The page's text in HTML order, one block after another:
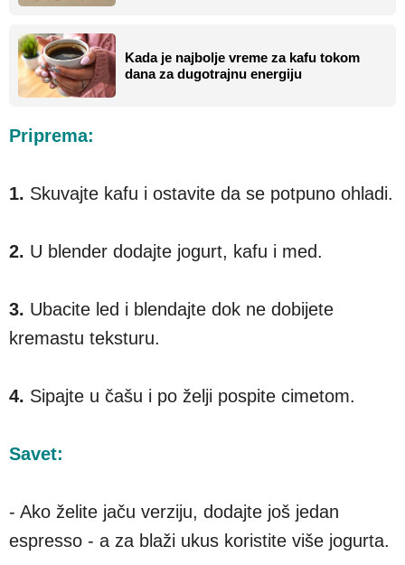
Kada je najbolje vreme za kafu tokom
dana za dugotrajnu energiju
Priprema:
1. Skuvajte kafu i ostavite da se potpuno ohladi.
2. U blender dodajte jogurt, kafu i med.
3. Ubacite led i blendajte dok ne dobijete
kremastu teksturu.
4. Sipajte u čašu i po želji pospite cimetom.
Savet:
- Ako želite jaču verziju, dodajte još jedan
espresso - a za blaži ukus koristite više jogurta.